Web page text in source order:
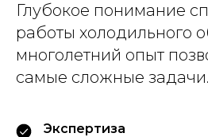
Глубокое понимание
работы холодильного
многолетний опыт
самые сложные задачи.
Экспертиза